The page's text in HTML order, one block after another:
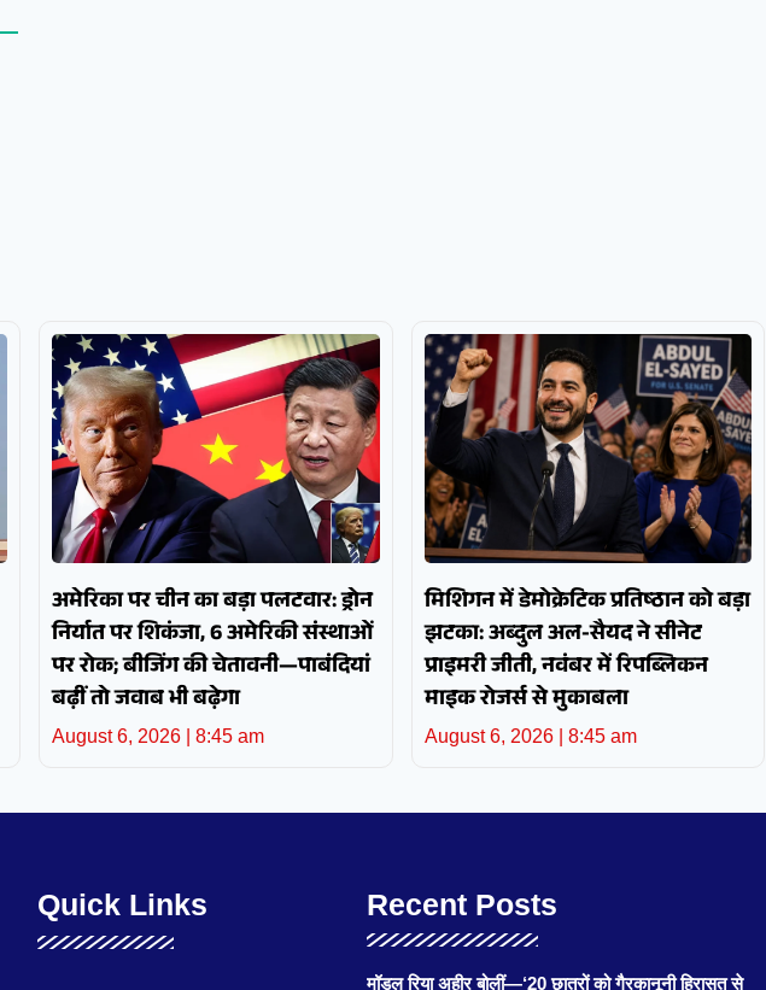
अमेरिका पर चीन का बड़ा पलटवार: ड्रोन
निर्यात पर शिकंजा, 6 अमेरिकी संस्थाओं
पर रोक; बीजिंग की चेतावनी—पाबंदियां
बढ़ीं तो जवाब भी बढ़ेगा
August 6, 2026 8:45 am
मिशिगन में डेमोक्रेटिक प्रतिष्ठान को बड़ा
झटका: अब्दुल अल-सैयद ने सीनेट
प्राइमरी जीती, नवंबर में रिपब्लिकन
माइक रोजर्स से मुकाबला
August 6, 2026 8:45 am
Quick Links Recent Posts
मॉडल रिया अहीर बोलीं—‘20 छात्रों को गैरकानूनी हिरासत से